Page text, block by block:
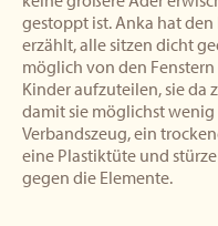
gestoppt ist. Anka hat
erzählt, alle sitzen dicht
möglich von den
Kinder aufzuteilen, sie da
damit sie möglichst
Verbandszeug, ein
eine Plastiktüte und
gegen die Elemente.